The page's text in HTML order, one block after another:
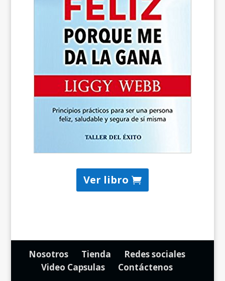
Ver libro
Nosotros Tienda
Redes sociales
Video Capsulas
Contáctenos